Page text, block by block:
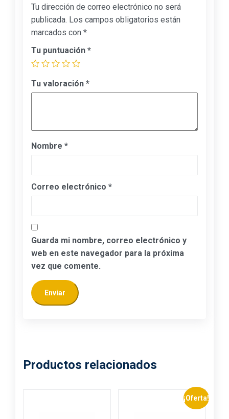
Tu dirección de correo electrónico no será
publicada. Los campos obligatorios están
marcados con *
Tu puntuación *
Tu valoración *
Nombre *
Correo electrónico *
Guarda mi nombre, correo electrónico y
web en este navegador para la próxima
vez que comente.
Productos relacionados
¡Oferta!